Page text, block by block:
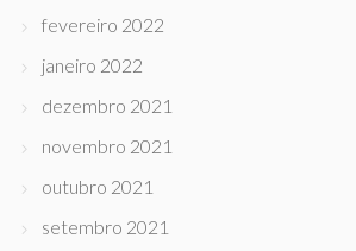
fevereiro 2022
janeiro 2022
dezembro 2021
novembro 2021
outubro 2021
setembro 2021